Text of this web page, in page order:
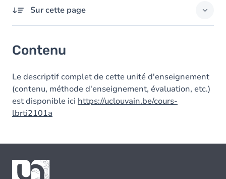
Sur cette page
Contenu
Le descriptif complet de cette unité d'enseignement
(contenu, méthode d'enseignement, évaluation, etc.)
est disponible ici https://uclouvain.be/cours-
lbrti2101a